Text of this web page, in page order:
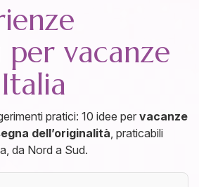
vacanze
pratici: 10 idee per vacanze
dell’originalità , praticabili
da Nord a Sud.